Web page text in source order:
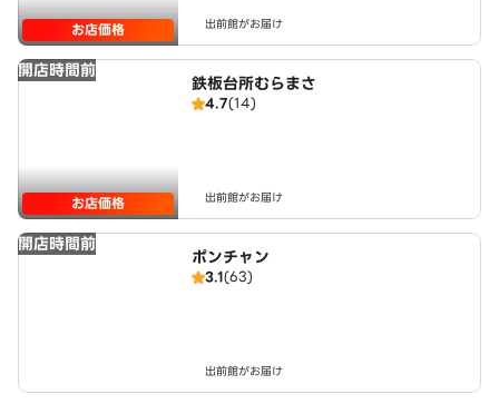
お店価格 出前館がお届け
開店時間前
お店価格
鉄板台所むらまさ
4.7(14)
出前館がお届け
開店時間前
ポンチャン
3.1(63)
出前館がお届け